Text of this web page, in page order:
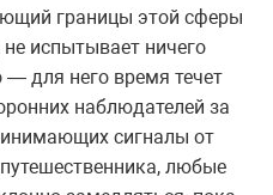
границы этой сферы
испытывает ничего
— для него время течет
наблюдателей за
сигналы от
любые